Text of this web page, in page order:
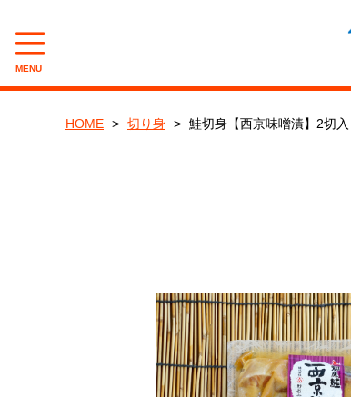
MENU
HOME 切り身 鮭切身【西京味噌漬】2切入